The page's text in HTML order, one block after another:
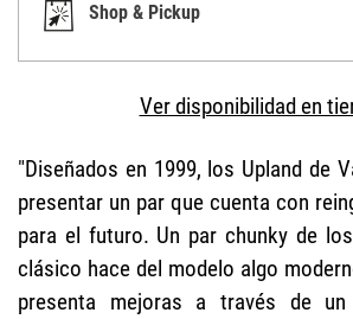
Shop & Pickup
Ver disponibilidad en
"Diseñados en 1999, los Upland de
presentar un par que cuenta con
para el futuro. Un par chunky de
clásico hace del modelo algo
presenta mejoras a través de